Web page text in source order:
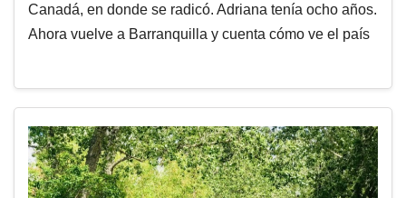
Canadá, en donde se radicó. Adriana tenía ocho años.
Ahora vuelve a Barranquilla y cuenta cómo ve el país